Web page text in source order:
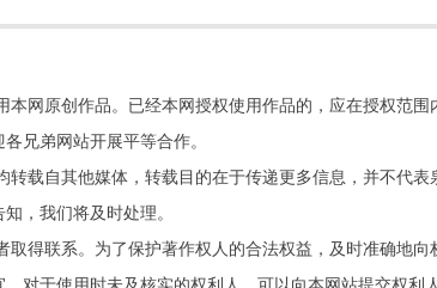
网原创作品。已经本网授权使用作品的，应在授权范围
兄弟网站开展平等合作。
载自其他媒体，转载目的在于传递更多信息，并不代
，我们将及时处理。
得联系。为了保护著作权人的合法权益，及时准确地